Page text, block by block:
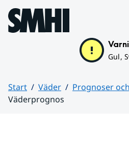
Hoppa till sidans innehåll
Gul,
Start Väder
Prognoser
Väderprognos